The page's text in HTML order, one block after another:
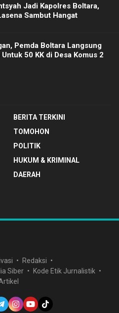
Jadi Kapolres Boltara,
Sambut Hangat
Pemda Boltara Langsung
50 KK di Desa Komus 2
BERITA TERKINI
TOMOHON
POLITIK
HUKUM & KRIMINAL
DAERAH
Redaksi
Siber
Kode Etik Jurnalistik